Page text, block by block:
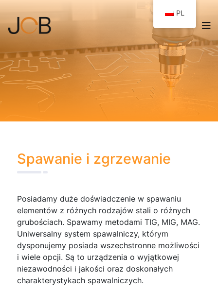
Spawanie i zgrzewanie
Posiadamy duże doświadczenie w spawaniu
elementów z różnych rodzajów stali o różnych
grubościach. Spawamy metodami TIG, MIG, MAG.
Uniwersalny system spawalniczy, którym
dysponujemy posiada wszechstronne możliwości
i wiele opcji. Są to urządzenia o wyjątkowej
niezawodności i jakości oraz doskonałych
charakterystykach spawalniczych.
PL